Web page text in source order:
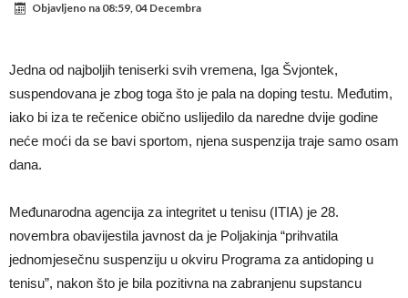
Samo dva fudbalska velikana uspjela su ostvariti “nemoguće”! Jedan
od njih je Messi, znate li ko je drugi?
Прijelom u transferu Romera? Inter nema dovoljno sredstava,
Atletico prati situaciju.
Objavljeno na 08:59, 04 Decembra
Jedna od najboljih teniserki svih vremena, Iga Švjontek,
suspendovana je zbog toga što je pala na doping testu. Međutim,
iako bi iza te rečenice obično uslijedilo da naredne dvije godine
neće moći da se bavi sportom, njena suspenzija traje samo osam
dana.
Međunarodna agencija za integritet u tenisu (ITIA) je 28.
novembra obavijestila javnost da je Poljakinja “prihvatila
jednomjesečnu suspenziju u okviru Programa za antidoping u
tenisu”, nakon što je bila pozitivna na zabranjenu supstancu